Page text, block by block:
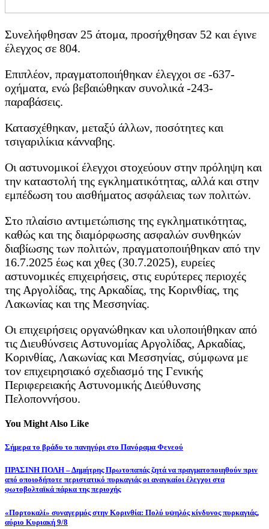
Συνελήφθησαν 25 άτομα, προσήχθησαν 52 και έγινε
έλεγχος σε 804.
Επιπλέον, πραγματοποιήθηκαν έλεγχοι σε -637-
οχήματα, ενώ βεβαιώθηκαν συνολικά -243-
παραβάσεις.
Κατασχέθηκαν, μεταξύ άλλων, ποσότητες και
τσιγαριλίκια κάνναβης.
Οι αστυνομικοί έλεγχοι στοχεύουν στην πρόληψη και
την καταστολή της εγκληματικότητας, αλλά και στην
εμπέδωση του αισθήματος ασφάλειας των πολιτών.
Στο πλαίσιο αντιμετώπισης της εγκληματικότητας,
καθώς και της διαμόρφωσης ασφαλών συνθηκών
διαβίωσης των πολιτών, πραγματοποιήθηκαν από την
16.7.2025 έως και χθες (30.7.2025), ευρείες
αστυνομικές επιχειρήσεις, στις ευρύτερες περιοχές
της Αργολίδας, της Αρκαδίας, της Κορινθίας, της
Λακωνίας και της Μεσσηνίας.
Οι επιχειρήσεις οργανώθηκαν και υλοποιήθηκαν από
τις Διευθύνσεις Αστυνομίας Αργολίδας, Αρκαδίας,
Κορινθίας, Λακωνίας και Μεσσηνίας, σύμφωνα με
τον επιχειρησιακό σχεδιασμό της Γενικής
Περιφερειακής Αστυνομικής Διεύθυνσης
Πελοποννήσου.
You Might Also Like
Σήμερα το βράδυ το πανηγύρι στο Πανόραμα Φενεού
ΠΡΑΣΙΝΗ ΠΟΛΗ – Δημήτρης Πρωτοπαπάς ζητά να πραγματοποιηθούν πριν
από οποιοδήποτε περιστατικό πυρκαγιάς οι αναγκαίοι έλεγχοι στα
φωτοβολταϊκά πάρκα της περιοχής
«Πορτοκαλί» συναγερμός στην Κορινθία: Πολύ υψηλός κίνδυνος πυρκαγιάς,
αύριο Κυριακή 9/8